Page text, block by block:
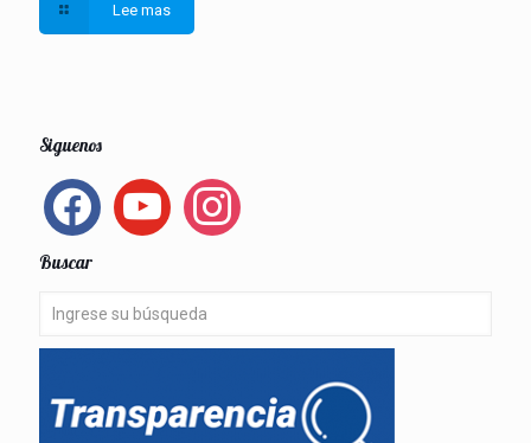
Lee mas
Siguenos
facebook youtube instagram
Buscar